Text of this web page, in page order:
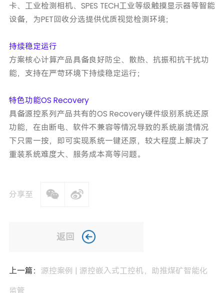
卡、工业检测相机、SPES TECH工业等级触摸显示器等智能
设备，为PET回收分选提供优质视觉检测环境；
持续稳定运行
方案核心计算产品具备良好防尘、散热、抗振和抗干扰功
能，支持在严苛环境下持续稳定运行；
特色功能OS Recovery
具备源控系列产品共有的OS Recovery硬件级别系统还原
功能，在由断电、软件不兼容等情况导致的系统崩溃情况
下只需一按，即可实现系统一键还原，较大程度上解决了
重装系统难度大、服务成本高等问题。
分享至
返回
上一篇： 源控案例 | 源控嵌入式工控机，助推煤矿智能化
监管